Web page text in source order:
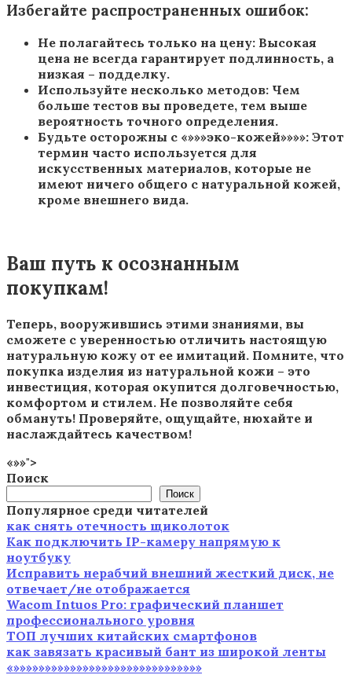
Избегайте распространенных ошибок:
Не полагайтесь только на цену: Высокая
цена не всегда гарантирует подлинность, а
низкая – подделку.
Используйте несколько методов: Чем
больше тестов вы проведете, тем выше
вероятность точного определения.
Будьте осторожны с «»»»эко-кожей»»»»: Этот
термин часто используется для
искусственных материалов, которые не
имеют ничего общего с натуральной кожей,
кроме внешнего вида.
Ваш путь к осознанным
покупкам!
Теперь, вооружившись этими знаниями, вы
сможете с уверенностью отличить настоящую
натуральную кожу от ее имитаций. Помните, что
покупка изделия из натуральной кожи – это
инвестиция, которая окупится долговечностью,
комфортом и стилем. Не позволяйте себя
обмануть! Проверяйте, ощущайте, нюхайте и
наслаждайтесь качеством!
«»»">
Поиск
Поиск
Популярное среди читателей
как снять отечность щиколоток
Как подключить IP-камеру напрямую к
ноутбуку
Исправить нерабчий внешний жесткий диск, не
отвечает/не отображается
Wacom Intuos Pro: графический планшет
профессионального уровня
ТОП лучших китайских смартфонов
как завязать красивый бант из широкой ленты
«»»»»»»»»»»»»»»»»»»»»»»»»»»»»»»